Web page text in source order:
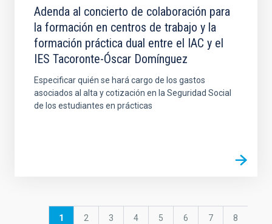
Adenda al concierto de colaboración para
la formación en centros de trabajo y la
formación práctica dual entre el IAC y el
IES Tacoronte-Óscar Domínguez
Especificar quién se hará cargo de los gastos
asociados al alta y cotización en la Seguridad Social
de los estudiantes en prácticas
Current
1 Page
2 Page
3 Page
4 Page
5 Page
6 Page
7 Page
8